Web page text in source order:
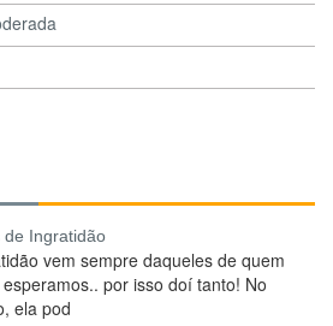
de Ingratidão
vem sempre daqueles de quem
por isso doí tanto! No
ela pod